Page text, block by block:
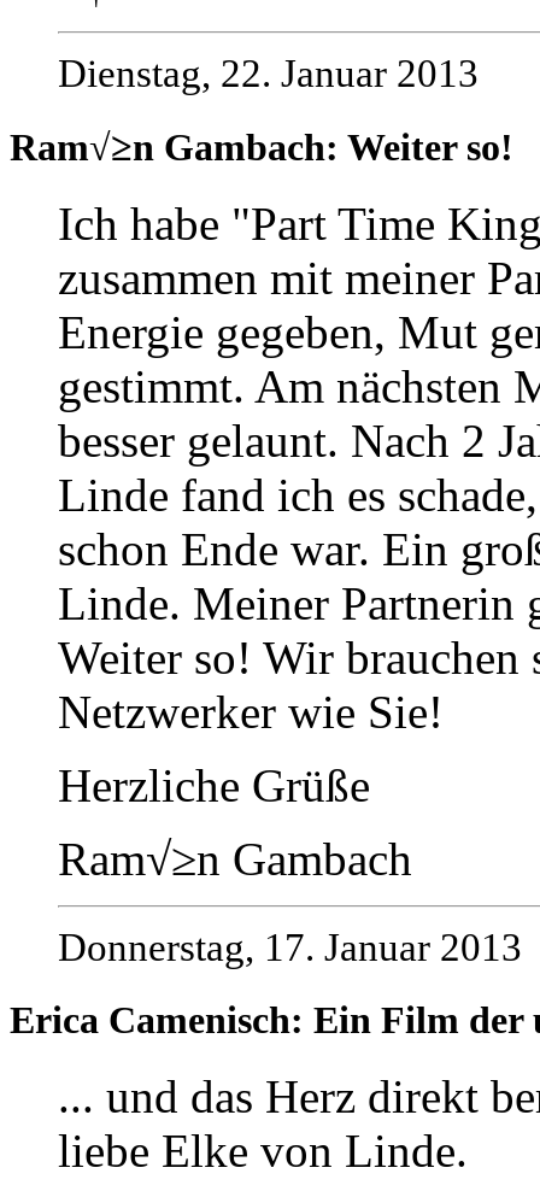
Dienstag, 22. Januar 2013
Ram√≥n Gambach: Weiter so!
Ich habe "Part Time
zusammen mit meiner
Energie gegeben, Mut
gestimmt. Am nächsten
besser gelaunt. Nach 2
Linde fand ich es
schon Ende war. Ein
Linde. Meiner Partnerin
Weiter so! Wir brauchen
Netzwerker wie Sie!
Herzliche Grüße
Ram√≥n Gambach
Donnerstag, 17. Januar 2013
Erica Camenisch: Ein Film der
... und das Herz direkt
liebe Elke von Linde.